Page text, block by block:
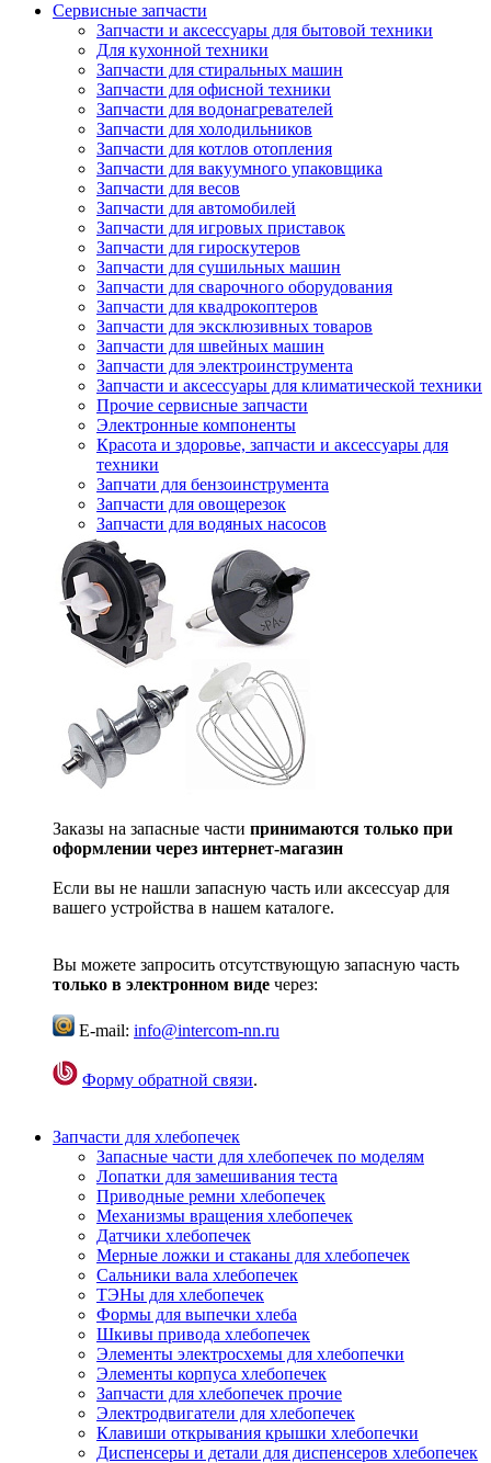
Сервисные запчасти
Запчасти и аксессуары для бытовой техники
Для кухонной техники
Запчасти для стиральных машин
Запчасти для офисной техники
Запчасти для водонагревателей
Запчасти для холодильников
Запчасти для котлов отопления
Запчасти для вакуумного упаковщика
Запчасти для весов
Запчасти для автомобилей
Запчасти для игровых приставок
Запчасти для гироскутеров
Запчасти для сушильных машин
Запчасти для сварочного оборудования
Запчасти для квадрокоптеров
Запчасти для эксклюзивных товаров
Запчасти для швейных машин
Запчасти для электроинструмента
Запчасти и аксессуары для климатической техники
Прочие сервисные запчасти
Электронные компоненты
Красота и здоровье, запчасти и аксессуары для
техники
Запчати для бензоинструмента
Запчасти для овощерезок
Запчасти для водяных насосов
Заказы на запасные части принимаются только при
оформлении через интернет-магазин
Если вы не нашли запасную часть или аксессуар для
вашего устройства в нашем каталоге.
Вы можете запросить отсутствующую запасную часть
только в электронном виде через:
E-mail: info@intercom-nn.ru
Форму обратной связи.
Запчасти для хлебопечек
Запасные части для хлебопечек по моделям
Лопатки для замешивания теста
Приводные ремни хлебопечек
Механизмы вращения хлебопечек
Датчики хлебопечек
Мерные ложки и стаканы для хлебопечек
Сальники вала хлебопечек
ТЭНы для хлебопечек
Формы для выпечки хлеба
Шкивы привода хлебопечек
Элементы электросхемы для хлебопечки
Элементы корпуса хлебопечек
Запчасти для хлебопечек прочие
Электродвигатели для хлебопечек
Клавиши открывания крышки хлебопечки
Диспенсеры и детали для диспенсеров хлебопечек